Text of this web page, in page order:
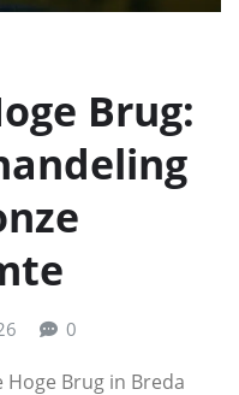
Brug:
0
Brug in Breda